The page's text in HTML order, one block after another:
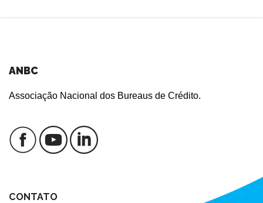
ANBC
Associação Nacional dos Bureaus de Crédito.
CONTATO